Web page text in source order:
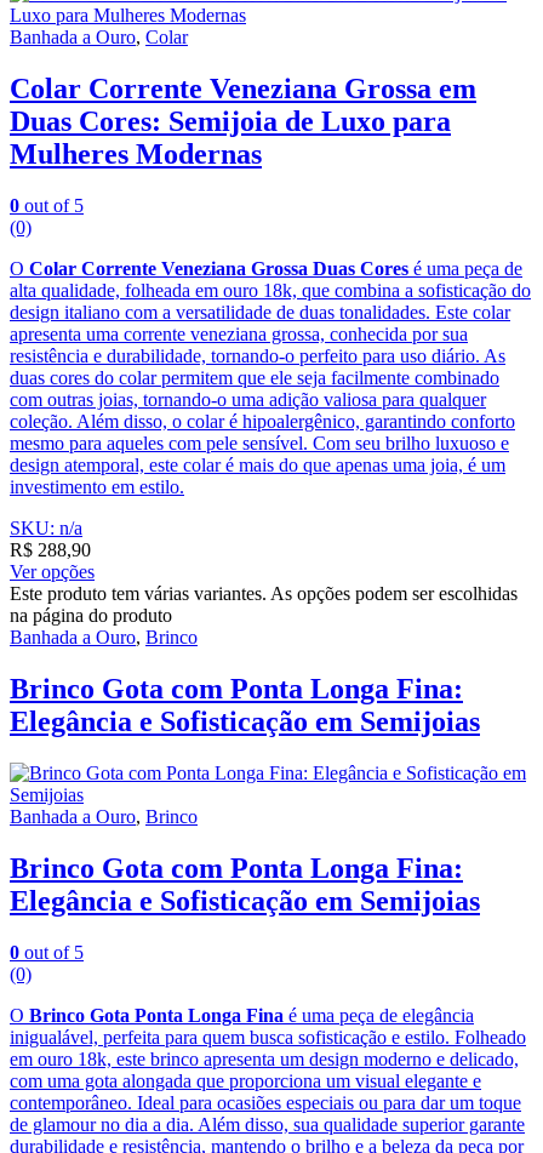
Banhada a Ouro, Colar
Colar Corrente Veneziana Grossa em
Duas Cores: Semijoia de Luxo para
Mulheres Modernas
0 out of 5
(0)
O Colar Corrente Veneziana Grossa Duas Cores é uma peça de
alta qualidade, folheada em ouro 18k, que combina a sofisticação do
design italiano com a versatilidade de duas tonalidades. Este colar
apresenta uma corrente veneziana grossa, conhecida por sua
resistência e durabilidade, tornando-o perfeito para uso diário. As
duas cores do colar permitem que ele seja facilmente combinado
com outras joias, tornando-o uma adição valiosa para qualquer
coleção. Além disso, o colar é hipoalergênico, garantindo conforto
mesmo para aqueles com pele sensível. Com seu brilho luxuoso e
design atemporal, este colar é mais do que apenas uma joia, é um
investimento em estilo.
SKU: n/a
R$ 288,90
Ver opções
Este produto tem várias variantes. As opções podem ser escolhidas
na página do produto
Banhada a Ouro, Brinco
Brinco Gota com Ponta Longa Fina:
Elegância e Sofisticação em Semijoias
Banhada a Ouro, Brinco
Brinco Gota com Ponta Longa Fina:
Elegância e Sofisticação em Semijoias
0 out of 5
(0)
O Brinco Gota Ponta Longa Fina é uma peça de elegância
inigualável, perfeita para quem busca sofisticação e estilo. Folheado
em ouro 18k, este brinco apresenta um design moderno e delicado,
com uma gota alongada que proporciona um visual elegante e
contemporâneo. Ideal para ocasiões especiais ou para dar um toque
de glamour no dia a dia. Além disso, sua qualidade superior garante
durabilidade e resistência, mantendo o brilho e a beleza da peça por